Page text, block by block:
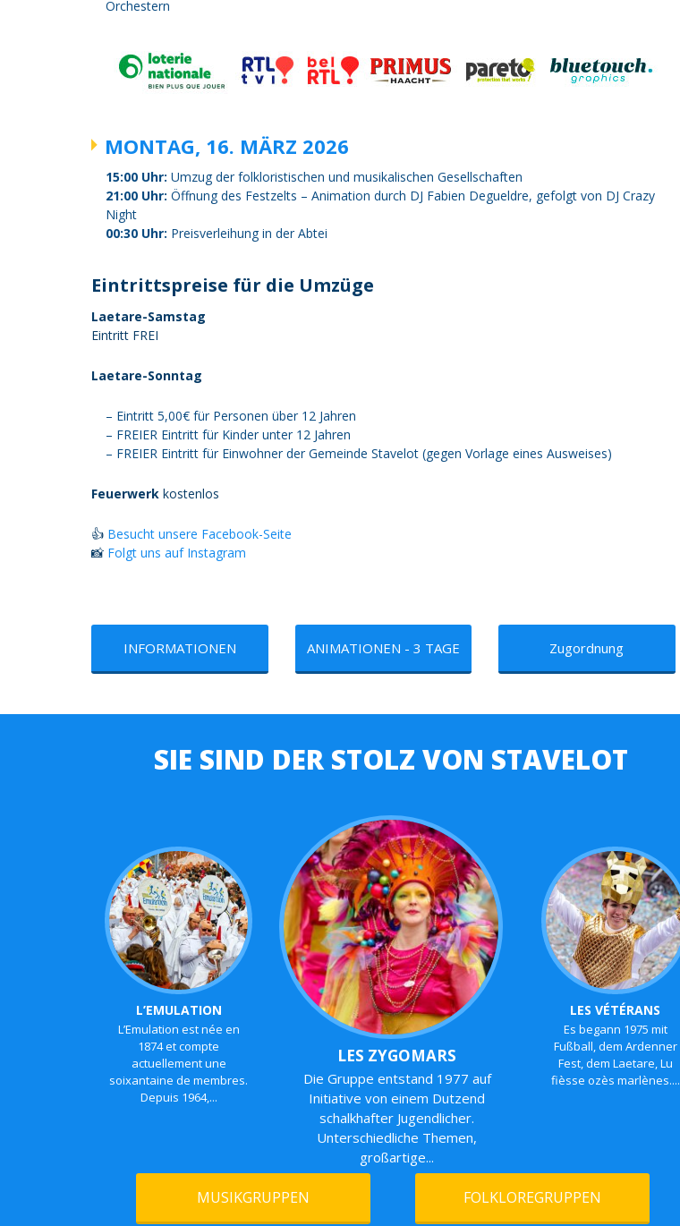
Orchestern
MONTAG, 16. MÄRZ 2026
15:00 Uhr: Umzug der folkloristischen und musikalischen Gesellschaften
21:00 Uhr: Öffnung des Festzelts – Animation durch DJ Fabien Degueldre, gefolgt von DJ Crazy
Night
00:30 Uhr: Preisverleihung in der Abtei
Eintrittspreise für die Umzüge
Laetare-Samstag
Eintritt FREI
Laetare-Sonntag
– Eintritt 5,00€ für Personen über 12 Jahren
– FREIER Eintritt für Kinder unter 12 Jahren
– FREIER Eintritt für Einwohner der Gemeinde Stavelot (gegen Vorlage eines Ausweises)
Feuerwerk kostenlos
👍 Besucht unsere Facebook-Seite
📸 Folgt uns auf Instagram
INFORMATIONEN ANIMATIONEN - 3 TAGE Zugordnung
SIE SIND DER STOLZ VON STAVELOT
L’EMULATION
L’Emulation est née en
1874 et compte
actuellement une
soixantaine de membres.
Depuis 1964,...
LES ZYGOMARS
Die Gruppe entstand 1977 auf
Initiative von einem Dutzend
schalkhafter Jugendlicher.
Unterschiedliche Themen,
großartige...
LES VÉTÉRANS
Es begann 1975 mit
Fußball, dem Ardenner
Fest, dem Laetare, Lu
fièsse ozès marlènes....
MUSIKGRUPPEN FOLKLOREGRUPPEN